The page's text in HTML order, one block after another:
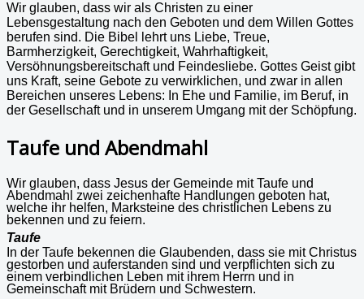
Wir glauben, dass wir als Christen zu einer
Lebensgestaltung nach den Geboten und dem Willen Gottes
berufen sind. Die Bibel lehrt uns Liebe, Treue,
Barmherzigkeit, Gerechtigkeit, Wahrhaftigkeit,
Versöhnungsbereitschaft und Feindesliebe. Gottes Geist gibt
uns Kraft, seine Gebote zu verwirklichen, und zwar in allen
Bereichen unseres Lebens: In Ehe und Familie, im Beruf, in
der Gesellschaft und in unserem Umgang mit der Schöpfung.
Taufe und Abendmahl
Wir glauben, dass Jesus der Gemeinde mit Taufe und
Abendmahl zwei zeichenhafte Handlungen geboten hat,
welche ihr helfen, Marksteine des christlichen Lebens zu
bekennen und zu feiern.
Taufe
In der Taufe bekennen die Glaubenden, dass sie mit Christus
gestorben und auferstanden sind und verpflichten sich zu
einem verbindlichen Leben mit ihrem Herrn und in
Gemeinschaft mit Brüdern und Schwestern.